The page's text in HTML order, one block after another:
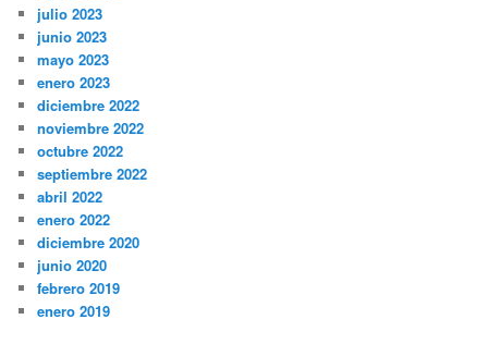
julio 2023
junio 2023
mayo 2023
enero 2023
diciembre 2022
noviembre 2022
octubre 2022
septiembre 2022
abril 2022
enero 2022
diciembre 2020
junio 2020
febrero 2019
enero 2019